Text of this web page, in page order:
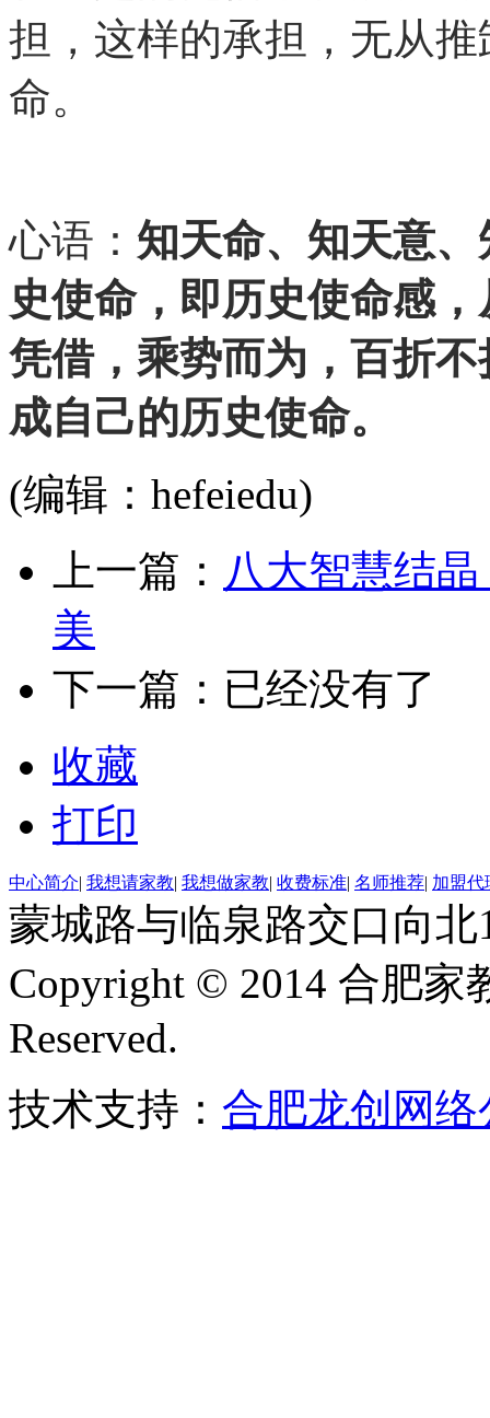
担，这样的承担，无从
命。
心语： 知天命、知天意
史使命，即历史使命感
凭借，乘势而为，百折
成自己的历史使命。
(编辑：hefeiedu)
上一篇： 八大智慧结
美
下一篇：已经没有了
收藏
打印
中心简介| 我想请家教| 我想做家教| 收费标准| 名师推荐| 加盟代
蒙城路与临泉路交口向
Copyright © 2014 合肥家
Reserved.
技术支持： 合肥龙创网络